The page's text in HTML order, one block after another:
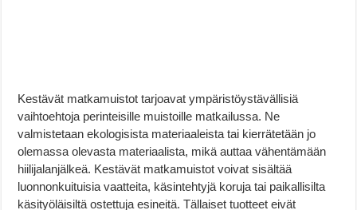
Kestävät matkamuistot tarjoavat ympäristöystävällisiä
vaihtoehtoja perinteisille muistoille matkailussa. Ne
valmistetaan ekologisista materiaaleista tai kierrätetään jo
olemassa olevasta materiaalista, mikä auttaa vähentämään
hiilijalanjälkeä. Kestävät matkamuistot voivat sisältää
luonnonkuituisia vaatteita, käsintehtyjä koruja tai paikallisilta
käsityöläisiltä ostettuja esineitä. Tällaiset tuotteet eivät